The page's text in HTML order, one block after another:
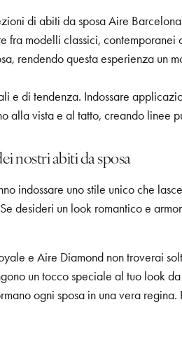
di abiti da sposa Aire
modelli classici,
rendendo questa esperienza un
e di tendenza. Indossare
alla vista e al tatto, creando linee
nostri abiti da sposa
indossare uno stile unico che
desideri un look romantico e
e Aire Diamond non troverai
un tocco speciale al tuo look
ogni sposa in una vera